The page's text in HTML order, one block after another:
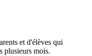
et d'élèves qui
plusieurs mois.